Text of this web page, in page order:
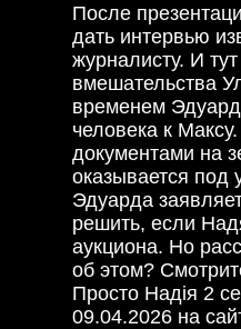
После
дать интервью
журналисту. И
вмешательства
временем
человека к
документами на
оказывается под
Эдуарда
решить, если
аукциона. Но
об этом?
Просто Надія 2
09.04.2026 на